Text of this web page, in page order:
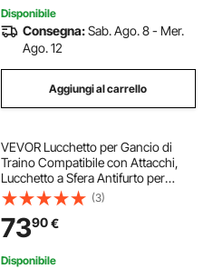
Disponibile
Consegna:Sab. Ago. 8 - Mer.
Ago. 12
Aggiungi al carrello
VEVOR Lucchetto per Gancio di
Traino Compatibile con Attacchi,
Lucchetto a Sfera Antifurto per
Rimorchio per Impieghi Gravosi
con 3 Chiavi, Resistente allo Scasso
e agli Urti, Adatto per Camper
(3)
7390€
Disponibile